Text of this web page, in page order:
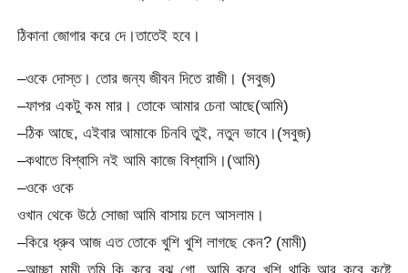
ঠিকানা জোগার করে দে।তাতেই হবে।
–ওকে দোস্ত। তোর জন্য জীবন দিতে রাজী। (সবুজ)
–ফাপর একটু কম মার। তোকে আমার চেনা আছে(আমি)
–ঠিক আছে, এইবার আমাকে চিনবি তুই, নতুন ভাবে।(সবুজ)
–কথাতে বিশ্বাসি নই আমি কাজে বিশ্বাসি।(আমি)
–ওকে ওকে
ওখান থেকে উঠে সোজা আমি বাসায় চলে আসলাম।
–কিরে ধ্রুব আজ এত তোকে খুশি খুশি লাগছে কেন? (মামী)
–আচ্ছা মামী তুমি কি করে বুঝ গো, আমি কবে খুশি থাকি আর কবে কষ্টে